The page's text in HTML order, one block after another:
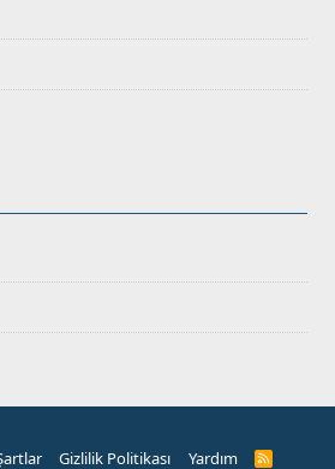
Gizlilik Politikası Yardım
R